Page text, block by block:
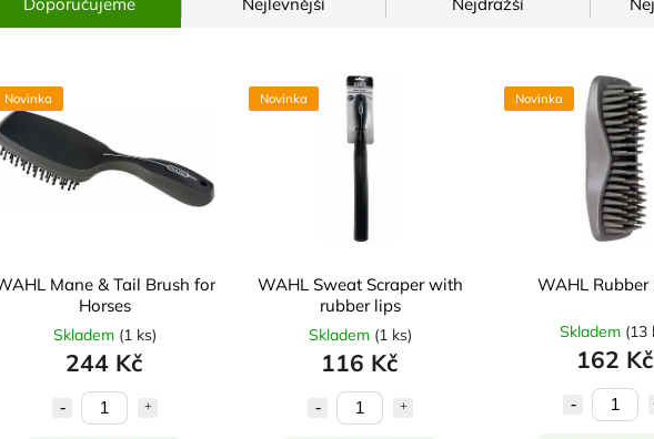
Novinka
Mane & Tail Brush for
Horses
Skladem (1 ks)
244 Kč
Novinka
WAHL Sweat Scraper with
rubber lips
Skladem (1 ks)
116 Kč
Novinka
WAHL Rubber
Skladem (13
162 Kč